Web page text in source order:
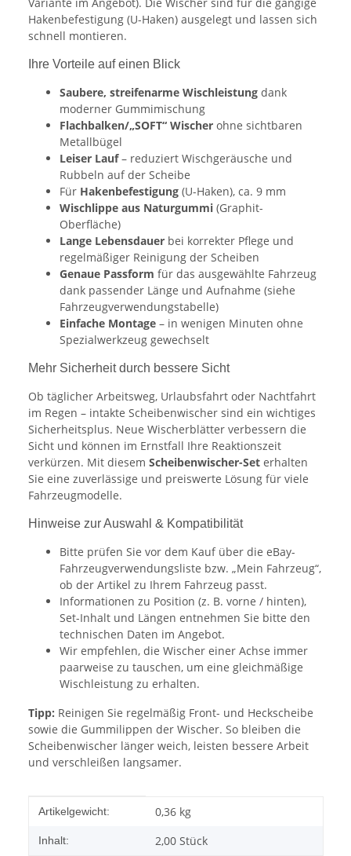
Hakenbefestigung (U-Haken) ausgelegt und lassen sich
schnell montieren.
Ihre Vorteile auf einen Blick
Saubere, streifenarme Wischleistung dank
moderner Gummimischung
Flachbalken/„SOFT“ Wischer ohne sichtbaren
Metallbügel
Leiser Lauf– reduziert Wischgeräusche und
Rubbeln auf der Scheibe
Für Hakenbefestigung (U-Haken), ca. 9 mm
Wischlippe aus Naturgummi (Graphit-
Oberfläche)
Lange Lebensdauer bei korrekter Pflege und
regelmäßiger Reinigung der Scheiben
Genaue Passform für das ausgewählte Fahrzeug
dank passender Länge und Aufnahme (siehe
Fahrzeugverwendungstabelle)
Einfache Montage – in wenigen Minuten ohne
Spezialwerkzeug gewechselt
Mehr Sicherheit durch bessere Sicht
Ob täglicher Arbeitsweg, Urlaubsfahrt oder Nachtfahrt
im Regen – intakte Scheibenwischer sind ein wichtiges
Sicherheitsplus. Neue Wischerblätter verbessern die
Sicht und können im Ernstfall Ihre Reaktionszeit
verkürzen. Mit diesem Scheibenwischer-Set erhalten
Sie eine zuverlässige und preiswerte Lösung für viele
Fahrzeugmodelle.
Hinweise zur Auswahl & Kompatibilität
Bitte prüfen Sie vor dem Kauf über die eBay-
Fahrzeugverwendungsliste bzw. „Mein Fahrzeug“,
ob der Artikel zu Ihrem Fahrzeug passt.
Informationen zu Position (z. B. vorne / hinten),
Set-Inhalt und Längen entnehmen Sie bitte den
technischen Daten im Angebot.
Wir empfehlen, die Wischer einer Achse immer
paarweise zu tauschen, um eine gleichmäßige
Wischleistung zu erhalten.
Tipp: Reinigen Sie regelmäßig Front- und Heckscheibe
sowie die Gummilippen der Wischer. So bleiben die
Scheibenwischer länger weich, leisten bessere Arbeit
und verschleißen langsamer.
Produkteigenschaft
Wert
Artikelgewicht: 0,36 kg
Inhalt: 2,00 Stück